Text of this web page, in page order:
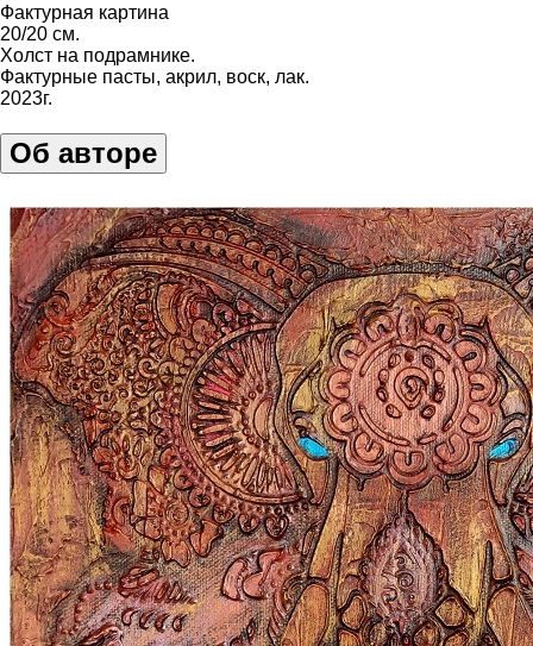
Фактурная картина
20/20 см.
Холст на подрамнике.
Фактурные пасты, акрил, воск, лак.
2023г.
Об авторе